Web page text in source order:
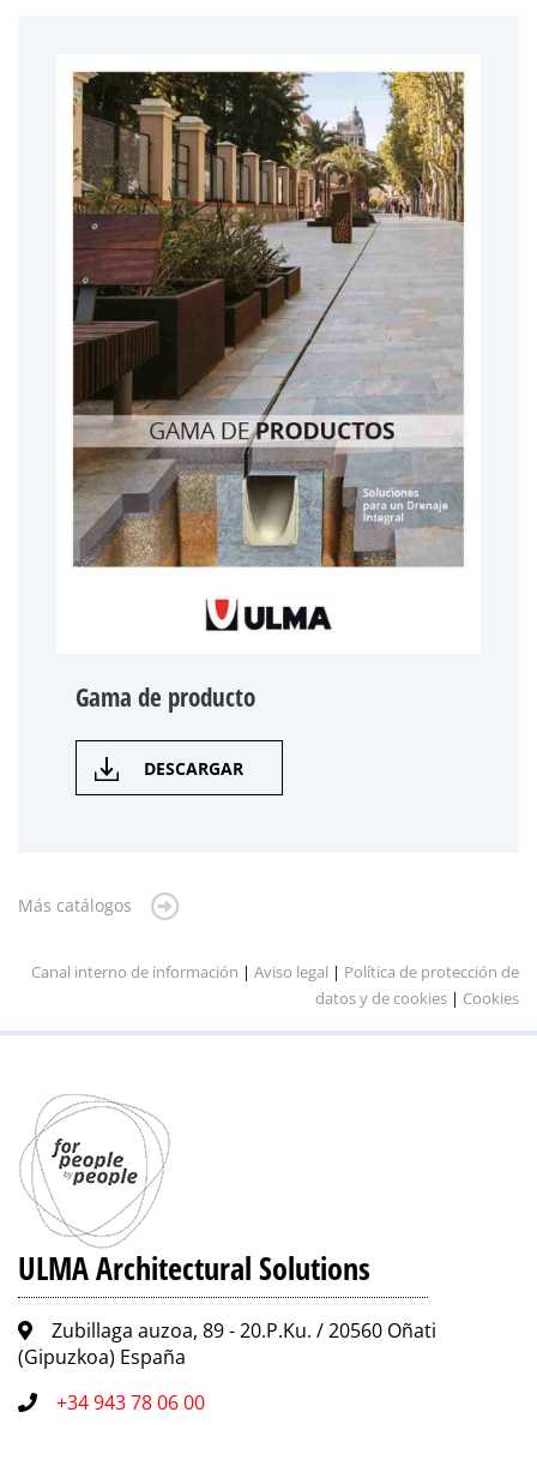
Gama de producto
DESCARGAR
Más catálogos
Canal interno de información | Aviso legal | Política de protección de
datos y de cookies | Cookies
ULMA Architectural Solutions
Zubillaga auzoa, 89 - 20.P.Ku. / 20560 Oñati
(Gipuzkoa) España
+34 943 78 06 00